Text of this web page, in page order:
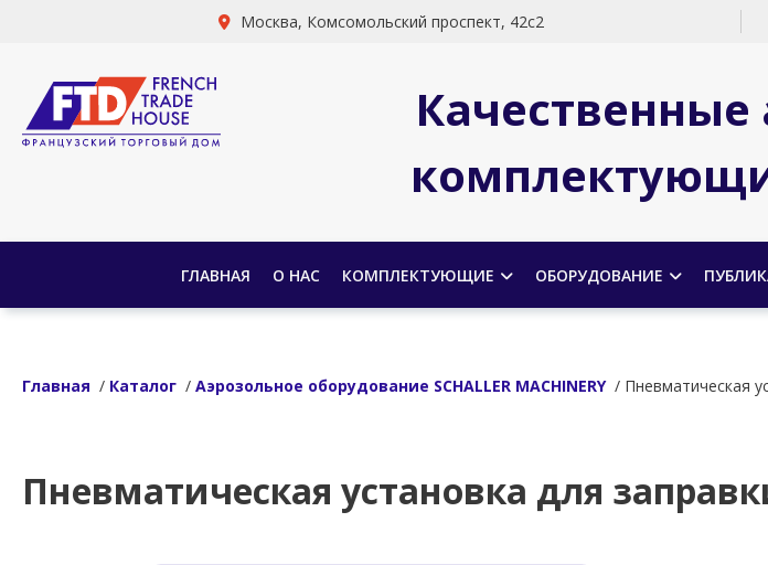
Москва, Комсомольский проспект, 42с2
Качественные
ГЛАВНАЯ О НАС КОМПЛЕКТУЮЩИЕ ОБОРУДОВАНИЕ
Главная / Каталог / Аэрозольное оборудование SCHALLER MACHINERY/ Пневматическая
Пневматическая установка для